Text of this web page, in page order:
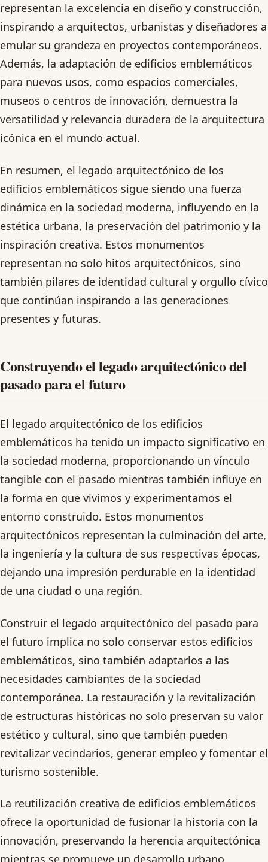
representan la excelencia en diseño y construcción,
inspirando a arquitectos, urbanistas y diseñadores a
emular su grandeza en proyectos contemporáneos.
Además, la adaptación de edificios emblemáticos
para nuevos usos, como espacios comerciales,
museos o centros de innovación, demuestra la
versatilidad y relevancia duradera de la arquitectura
icónica en el mundo actual.
En resumen, el legado arquitectónico de los
edificios emblemáticos sigue siendo una fuerza
dinámica en la sociedad moderna, influyendo en la
estética urbana, la preservación del patrimonio y la
inspiración creativa. Estos monumentos
representan no solo hitos arquitectónicos, sino
también pilares de identidad cultural y orgullo cívico
que continúan inspirando a las generaciones
presentes y futuras.
Construyendo el legado arquitectónico del
pasado para el futuro
El legado arquitectónico de los edificios
emblemáticos ha tenido un impacto significativo en
la sociedad moderna, proporcionando un vínculo
tangible con el pasado mientras también influye en
la forma en que vivimos y experimentamos el
entorno construido. Estos monumentos
arquitectónicos representan la culminación del arte,
la ingeniería y la cultura de sus respectivas épocas,
dejando una impresión perdurable en la identidad
de una ciudad o una región.
Construir el legado arquitectónico del pasado para
el futuro implica no solo conservar estos edificios
emblemáticos, sino también adaptarlos a las
necesidades cambiantes de la sociedad
contemporánea. La restauración y la revitalización
de estructuras históricas no solo preservan su valor
estético y cultural, sino que también pueden
revitalizar vecindarios, generar empleo y fomentar el
turismo sostenible.
La reutilización creativa de edificios emblemáticos
ofrece la oportunidad de fusionar la historia con la
innovación, preservando la herencia arquitectónica
mientras se promueve un desarrollo urbano